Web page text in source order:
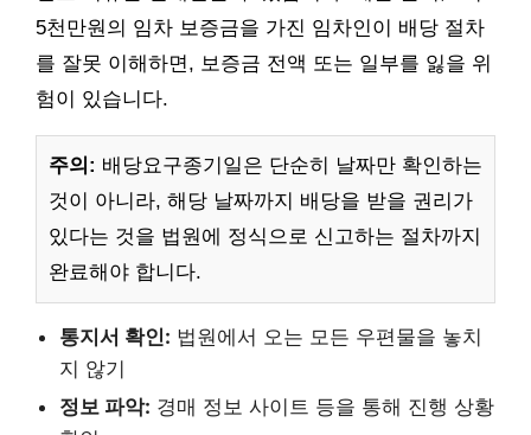
5천만원의 임차 보증금을 가진 임차인이 배당 절차
를 잘못 이해하면, 보증금 전액 또는 일부를 잃을 위
험이 있습니다.
주의: 배당요구종기일은 단순히 날짜만 확인하는
것이 아니라, 해당 날짜까지 배당을 받을 권리가
있다는 것을 법원에 정식으로 신고하는 절차까지
완료해야 합니다.
통지서 확인: 법원에서 오는 모든 우편물을 놓치
지 않기
정보 파악: 경매 정보 사이트 등을 통해 진행 상황